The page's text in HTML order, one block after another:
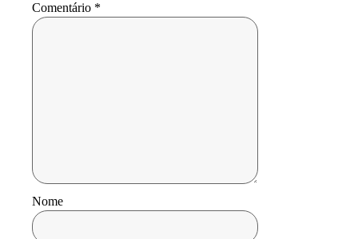
Comentário *
Nome